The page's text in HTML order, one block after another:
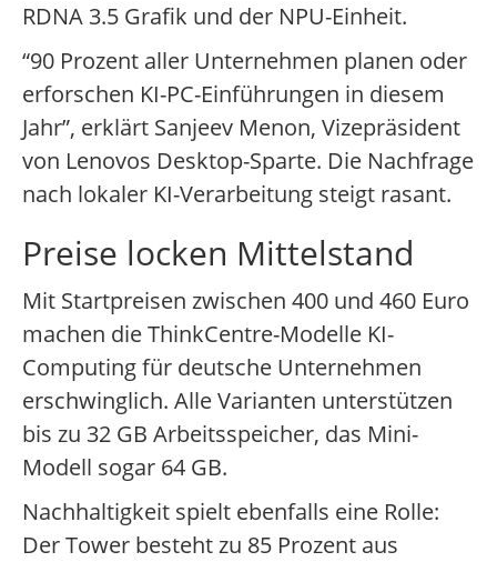
RDNA 3.5 Grafik und der NPU-Einheit.
“90 Prozent aller Unternehmen planen oder
erforschen KI-PC-Einführungen in diesem
Jahr”, erklärt Sanjeev Menon, Vizepräsident
von Lenovos Desktop-Sparte. Die Nachfrage
nach lokaler KI-Verarbeitung steigt rasant.
Preise locken Mittelstand
Mit Startpreisen zwischen 400 und 460 Euro
machen die ThinkCentre-Modelle KI-
Computing für deutsche Unternehmen
erschwinglich. Alle Varianten unterstützen
bis zu 32 GB Arbeitsspeicher, das Mini-
Modell sogar 64 GB.
Nachhaltigkeit spielt ebenfalls eine Rolle:
Der Tower besteht zu 85 Prozent aus